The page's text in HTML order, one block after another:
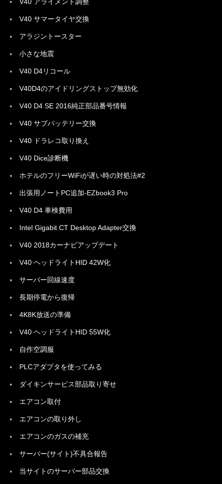
V40 サマータイヤ交換
アラジントースター
小さな地震
V40 D4リコール
V40D4のアイドリングストップ無効化
V40 D4 SE 2016純正部品番号情報
V40 サブバッテリー交換
V40 ドラレコ取り換え
V40 Dice診断機
ホテルのフリーWiFiが遅い時の対処法#2
出張用ノートPC追加-EZbook3 Pro
V40 D4 車検費用
Intel Gigabit CT Desktop Adapter交換
V40 2018カーナビアップデート
V40 ヘッドライトHID 42W化
サーバー回線速度
長期停電から復帰
4K8K放送の準備
V40 ヘッドライトHID 55W化
自作空調服
PLCアダプタを使ってみる
ダイキンサービス部品取り寄せ
エアコン取付
エアコンの取り外し
エアコンのガスの補充
サーバー(サイト)不具合報告
当サイトのサーバー部品交換